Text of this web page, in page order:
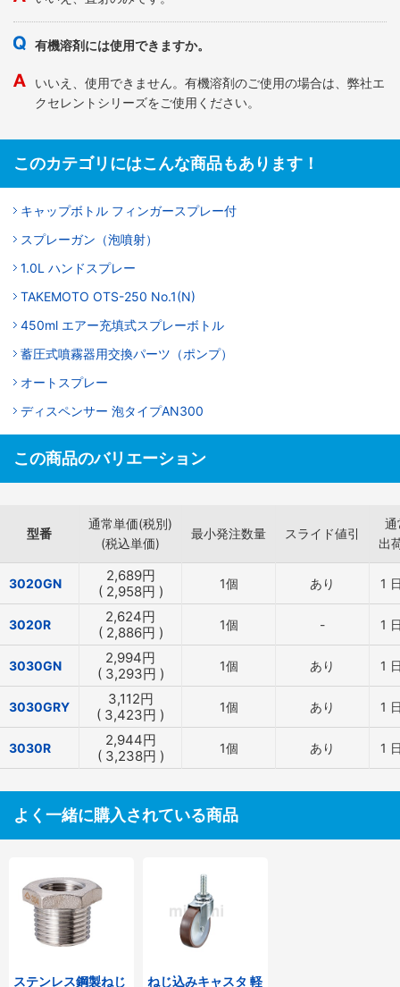
有機溶剤には使用できますか。
いいえ、使用できません。有機溶剤のご使用の場合は、弊社エ
クセレントシリーズをご使用ください。
このカテゴリにはこんな商品もあります！
キャップボトル フィンガースプレー付
スプレーガン（泡噴射）
1.0L ハンドスプレー
TAKEMOTO OTS-250 No.1(N)
450ml エアー充填式スプレーボトル
蓄圧式噴霧器用交換パーツ（ポンプ）
オートスプレー
ディスペンサー 泡タイプAN300
この商品のバリエーション
型番
通常単価(税別)
(税込単価)
最小発注数量 スライド値引
通
出
3020GN 2,689円
( 2,958円 ) 1個 あり 1
3020R 2,624円
( 2,886円 ) 1個 - 1
3030GN 2,994円
( 3,293円 ) 1個 あり 1
3030GRY 3,112円
( 3,423円 ) 1個 あり 1
3030R 2,944円
( 3,238円 ) 1個 あり 1
よく一緒に購入されている商品
ステンレス鋼製ねじ
ねじ込みキャスタ 軽